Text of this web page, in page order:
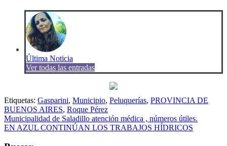
Última Noticia
Ver todas las entradas
Etiquetas: Gasparini, Municipio, Peluquerías, PROVINCIA DE
BUENOS AIRES, Roque Pérez
Navegación
de
Municipalidad de Saladillo atención médica , números útiles.
EN AZUL CONTINÚAN LOS TRABAJOS HÍDRICOS